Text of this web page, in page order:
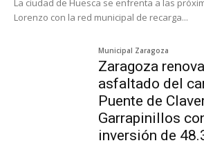
Lorenzo con la red municipal de recarga...
Municipal Zaragoza
Zaragoza
asfaltado del
Puente de
Garrapinillos
inversión de